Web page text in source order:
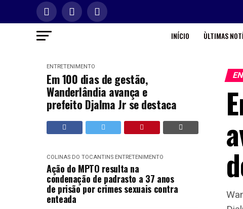
INÍCIO ÙLTIMAS
ENTRETENIMENTO
Em 100 dias de gestão,
Wanderlândia avança e
prefeito Djalma Jr se destaca
COLINAS DO TOCANTINS ENTRETENIMENTO
Ação do MPTO resulta na
condenação de padrasto a 37 anos
de prisão por crimes sexuais contra
enteada